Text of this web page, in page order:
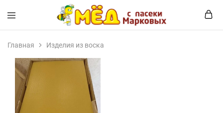
Мёд
пасеки
Мёд
продукты
Главная Изделия из воска